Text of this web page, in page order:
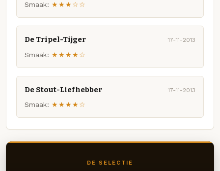
Smaak: ★★★☆☆
De Tripel-Tijger 17-11-2013
Smaak: ★★★★☆
De Stout-Liefhebber 17-11-2013
Smaak: ★★★★☆
DE SELECTIE